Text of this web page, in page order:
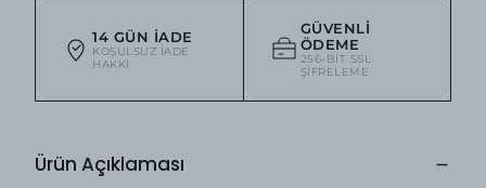
14 GÜN İADE
KOŞULSUZ IADE
HAKKI
GÜVENLI
ÖDEME
256-BIT SSL
ŞIFRELEME
Ürün Açıklaması